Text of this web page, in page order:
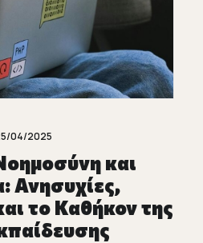
04/2025
και
Ανησυχίες,
το Καθήκον της